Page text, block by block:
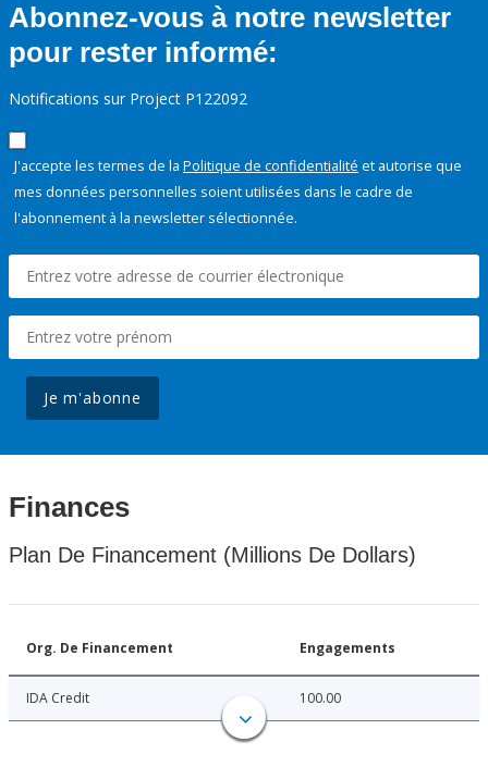
Abonnez-vous à notre newsletter
pour rester informé:
Notifications sur Project P122092
J'accepte les termes de la Politique de confidentialité et autorise que
mes données personnelles soient utilisées dans le cadre de
l'abonnement à la newsletter sélectionnée.
Je m'abonne
Finances
Plan De Financement (Millions De Dollars)
Org. De Financement Engagements
IDA Credit 100.00